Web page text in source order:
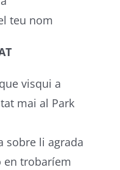
teu nom
visqui a
mai al Park
sobre li agrada
en trobaríem